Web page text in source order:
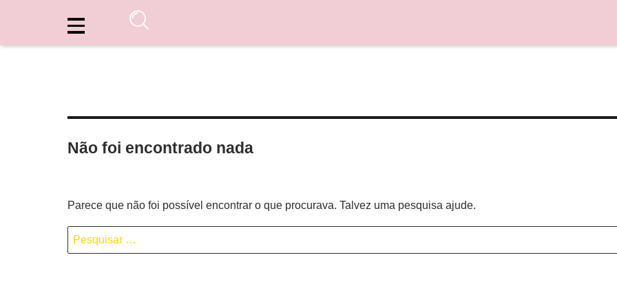
Não foi encontrado nada
Parece que não foi possível encontrar o que procurava. Talvez uma pesquisa ajude.
Pesquisar
por: